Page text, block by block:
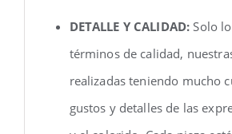
DETALLE Y CALIDAD:Solo
términos de calidad,
realizadas teniendo mucho
gustos y detalles de las